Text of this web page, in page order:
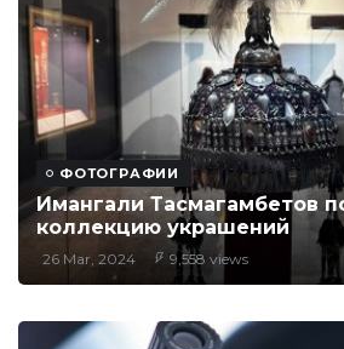
ФОТОГРАФИИ
Имангали Тасмагамбетов
коллекцию украшений
26 Mar, 2024 9,558 views